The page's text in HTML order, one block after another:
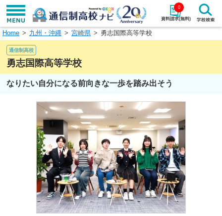
資料請求(無料)
0
学校名で探す
エリアから探す 特徴から探す
エリアを選択して探す
北海道・東北
北陸・甲信越
中国
九州・沖縄
Home 九州・沖縄 宮崎県 勇志国際高等学校
通信制高校
勇志国際高等学校
なりたい自分になる前向きな一歩を踏み出そう